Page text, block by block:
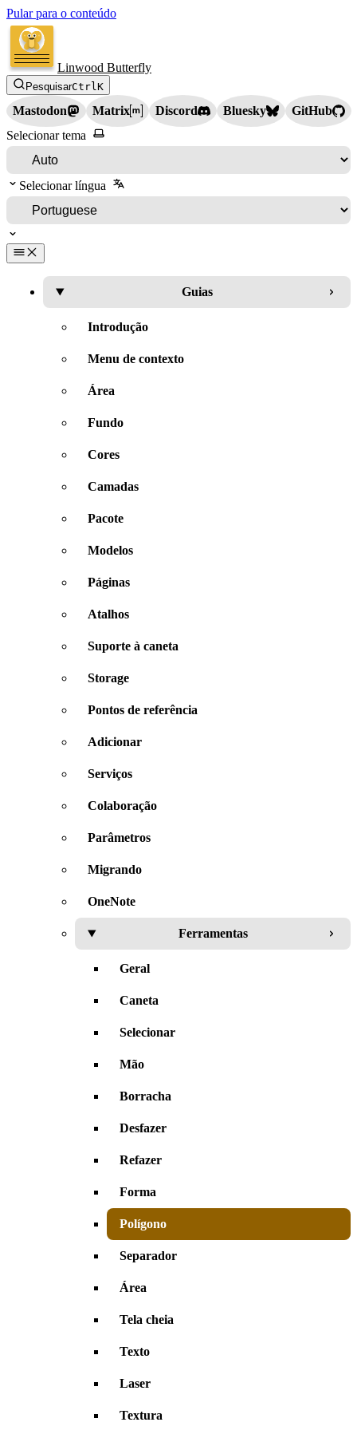
Pular para o conteúdo
Linwood Butterfly
PesquisarCtrlK
Mastodon Matrix Discord Bluesky
GitHub
Selecionar tema
Selecionar língua
Guias
Introdução
Menu de contexto
Área
Fundo
Cores
Camadas
Pacote
Modelos
Páginas
Atalhos
Suporte à caneta
Storage
Pontos de referência
Adicionar
Serviços
Colaboração
Parâmetros
Migrando
OneNote
Ferramentas
Geral
Caneta
Selecionar
Mão
Borracha
Desfazer
Refazer
Forma
Polígono
Separador
Área
Tela cheia
Texto
Laser
Textura